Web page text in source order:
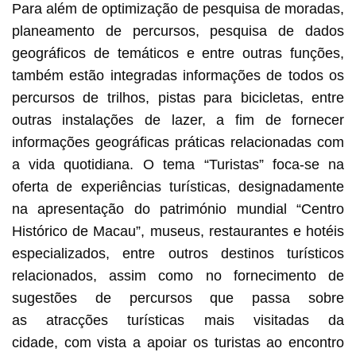
Para além de optimização de pesquisa de moradas,
planeamento de percursos, pesquisa de dados
geográficos de temáticos e entre outras funções,
também estão integradas informações de todos os
percursos de trilhos, pistas para bicicletas, entre
outras instalações de lazer, a fim de fornecer
informações geográficas práticas relacionadas com
a vida quotidiana. O tema “Turistas” foca-se na
oferta de experiências turísticas, designadamente
na apresentação do património mundial “Centro
Histórico de Macau”, museus, restaurantes e hotéis
especializados, entre outros destinos turísticos
relacionados, assim como no fornecimento de
sugestões de percursos que passa sobre
as atracções turísticas mais visitadas da
cidade, com vista a apoiar os turistas ao encontro